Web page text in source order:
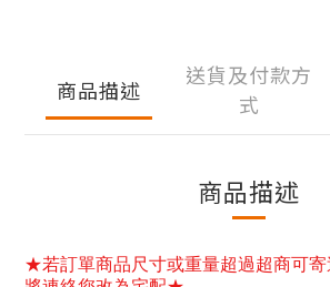
商品描述
送貨及付款方
式
商品描述
★若訂單商品尺寸或重量超過超商可